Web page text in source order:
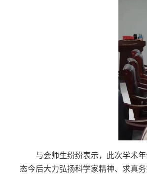
与会师生纷纷表示，此次学术
态今后大力弘扬科学家精神、求真